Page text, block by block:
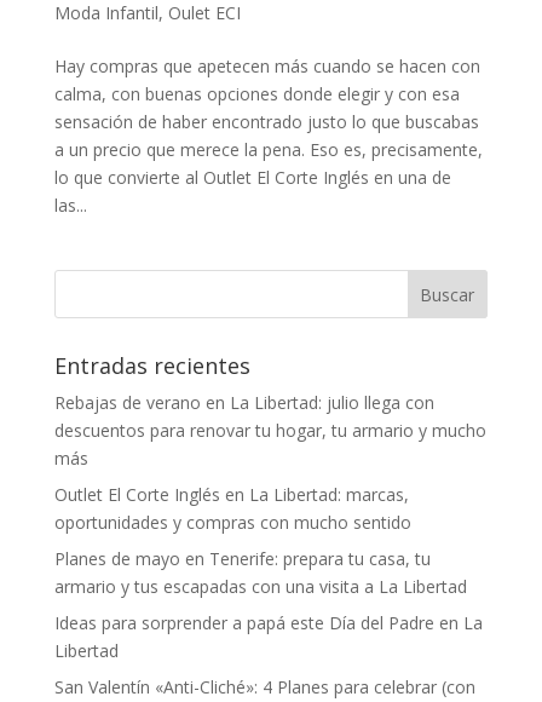
Moda Infantil, Oulet ECI
Hay compras que apetecen más cuando se hacen con
calma, con buenas opciones donde elegir y con esa
sensación de haber encontrado justo lo que buscabas
a un precio que merece la pena. Eso es, precisamente,
lo que convierte al Outlet El Corte Inglés en una de
las...
Entradas recientes
Rebajas de verano en La Libertad: julio llega con
descuentos para renovar tu hogar, tu armario y mucho
más
Outlet El Corte Inglés en La Libertad: marcas,
oportunidades y compras con mucho sentido
Planes de mayo en Tenerife: prepara tu casa, tu
armario y tus escapadas con una visita a La Libertad
Ideas para sorprender a papá este Día del Padre en La
Libertad
San Valentín «Anti-Cliché»: 4 Planes para celebrar (con